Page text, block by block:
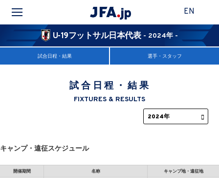
EN
U-19フットサル日本代表 - 2024年 -
試合日程・結果 選手・スタッフ
試合日程・結果
FIXTURES & RESULTS
キャンプ・遠征スケジュール
開催期間 名称 キャンプ地・遠征地